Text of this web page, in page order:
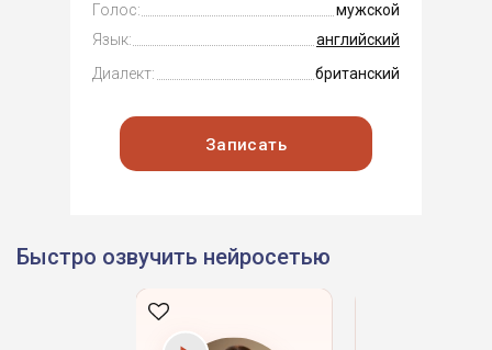
Голос:
мужской
Язык:
английский
Диалект:
британский
Записать
Быстро озвучить нейросетью